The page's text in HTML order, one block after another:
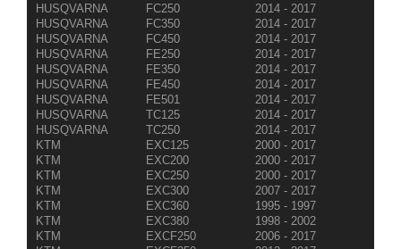
HUSQVARNA
FC250
2014 - 2017
HUSQVARNA
FC350
2014 - 2017
HUSQVARNA
FC450
2014 - 2017
HUSQVARNA
FE250
2014 - 2017
HUSQVARNA
FE350
2014 - 2017
HUSQVARNA
FE450
2014 - 2017
HUSQVARNA
FE501
2014 - 2017
HUSQVARNA
TC125
2014 - 2017
HUSQVARNA
TC250
2014 - 2017
KTM
EXC125
2000 - 2017
KTM
EXC200
2000 - 2017
KTM
EXC250
2000 - 2017
KTM
EXC300
2007 - 2017
KTM
EXC360
1995 - 1997
KTM
EXC380
1998 - 2002
KTM
EXCF250
2006 - 2017